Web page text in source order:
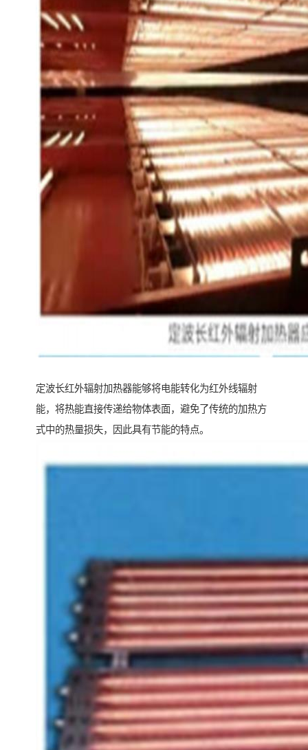
定波长红外辐射加热器能够将电能转化为红外线辐射
能，将热能直接传递给物体表面，避免了传统的加热方
式中的热量损失，因此具有节能的特点。